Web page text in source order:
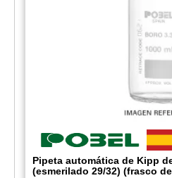
Pipeta automática de Kipp
(esmerilado 29/32) (frasco